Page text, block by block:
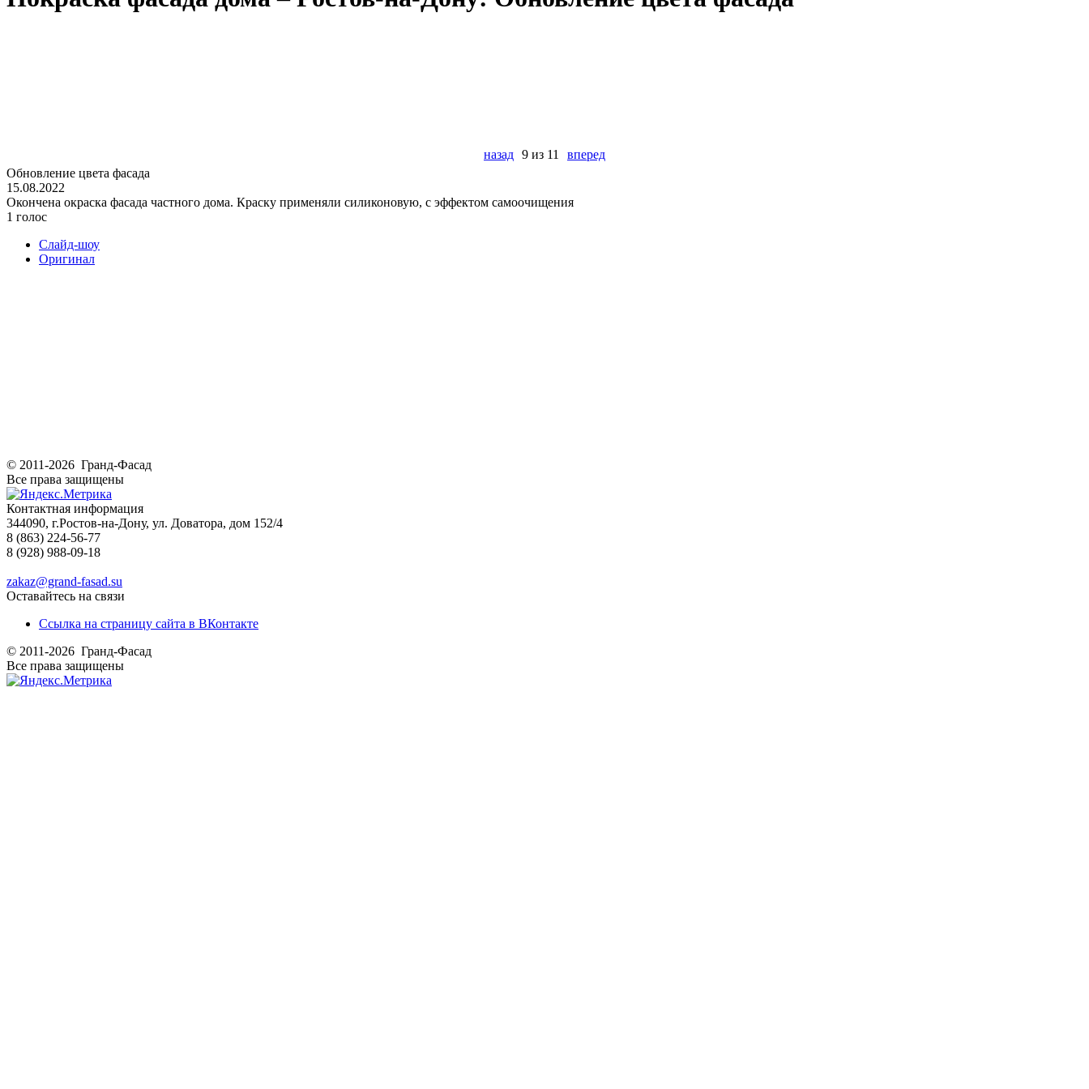
назад 9 из 11
вперед
Обновление цвета фасада
15.08.2022
Окончена окраска фасада частного дома. Краску применяли силиконовую, с эффектом самоочищения
1 голос
Слайд-шоу
Оригинал
© 2011-2026 Гранд-Фасад
Все права защищены
Контактная информация
344090, г.Ростов-на-Дону, ул. Доватора, дом 152/4
8 (863) 224-56-77
8 (928) 988-09-18
zakaz@grand-fasad.su
Оставайтесь на связи
Ссылка на страницу сайта в ВКонтакте
© 2011-2026 Гранд-Фасад
Все права защищены